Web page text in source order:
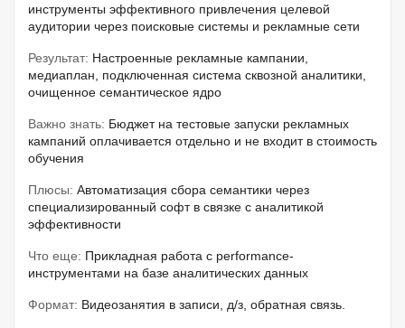
инструменты эффективного привлечения целевой
аудитории через поисковые системы и рекламные сети
Результат: Настроенные рекламные кампании,
медиаплан, подключенная система сквозной аналитики,
очищенное семантическое ядро
Важно знать: Бюджет на тестовые запуски рекламных
кампаний оплачивается отдельно и не входит в стоимость
обучения
Плюсы: Автоматизация сбора семантики через
специализированный софт в связке с аналитикой
эффективности
Что еще: Прикладная работа с performance-
инструментами на базе аналитических данных
Формат: Видеозанятия в записи, д/з, обратная связь.